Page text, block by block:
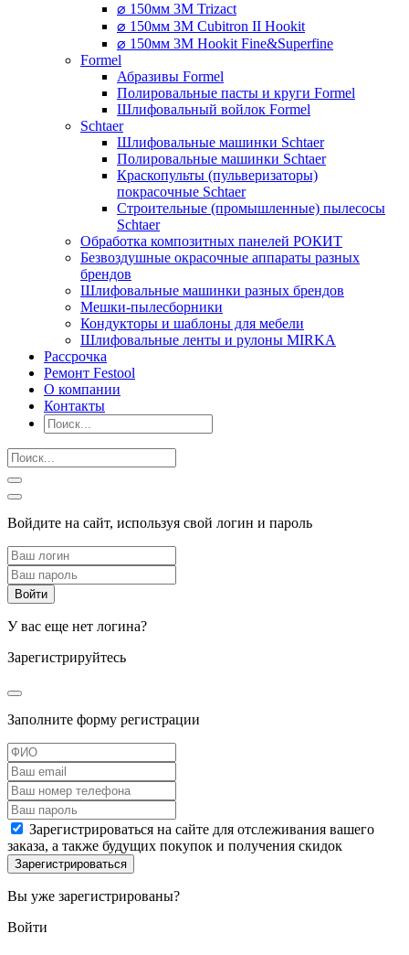
⌀ 150мм 3M Trizact
⌀ 150мм 3M Cubitron II Hookit
⌀ 150мм 3M Hookit Fine&Superfine
Formel
Абразивы Formel
Полировальные пасты и круги Formel
Шлифовальный войлок Formel
Schtaer
Шлифовальные машинки Schtaer
Полировальные машинки Schtaer
Краскопульты (пульверизаторы)
покрасочные Schtaer
Строительные (промышленные) пылесосы
Schtaer
Обработка композитных панелей РОКИТ
Безвоздушные окрасочные аппараты разных
брендов
Шлифовальные машинки разных брендов
Мешки-пылесборники
Кондукторы и шаблоны для мебели
Шлифовальные ленты и рулоны MIRKA
Рассрочка
Ремонт Festool
О компании
Контакты
Войдите на сайт, используя свой логин и пароль
У вас еще нет логина?
Зарегистрируйтесь
Заполните форму регистрации
Зарегистрироваться на сайте для отслеживания вашего
заказа, а также будущих покупок и получения скидок
Вы уже зарегистрированы?
Войти